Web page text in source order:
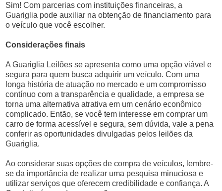
Sim! Com parcerias com instituições financeiras, a
Guariglia pode auxiliar na obtenção de financiamento para
o veículo que você escolher.
Considerações finais
A Guariglia Leilões se apresenta como uma opção viável e
segura para quem busca adquirir um veículo. Com uma
longa história de atuação no mercado e um compromisso
contínuo com a transparência e qualidade, a empresa se
torna uma alternativa atrativa em um cenário econômico
complicado. Então, se você tem interesse em comprar um
carro de forma acessível e segura, sem dúvida, vale a pena
conferir as oportunidades divulgadas pelos leilões da
Guariglia.
Ao considerar suas opções de compra de veículos, lembre-
se da importância de realizar uma pesquisa minuciosa e
utilizar serviços que oferecem credibilidade e confiança. A